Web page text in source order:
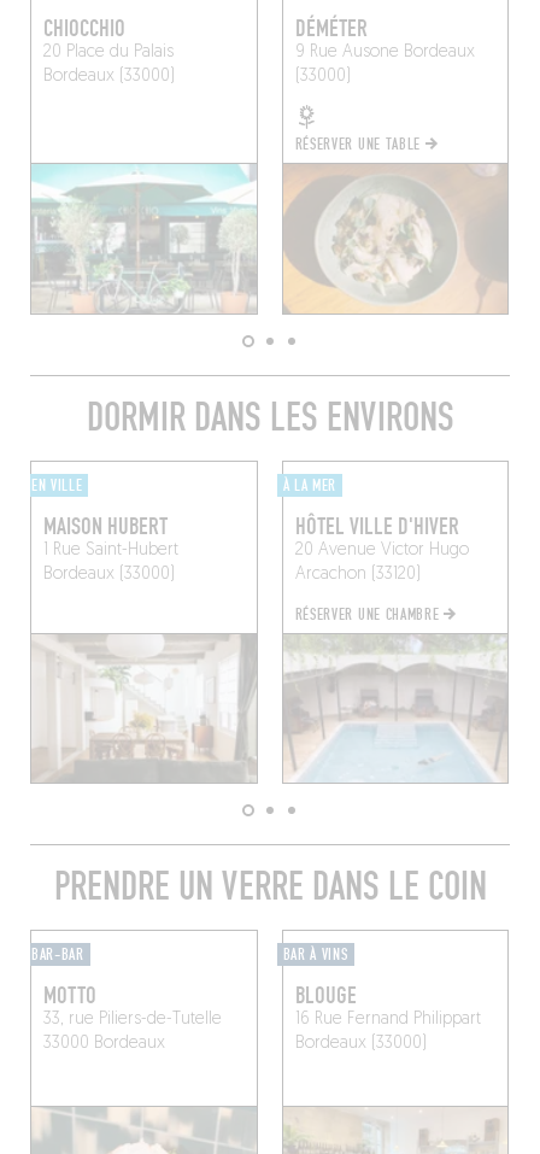
CHIOCCHIO
20 Place du Palais
Bordeaux (33000)
DÉMÉTER
9 Rue Ausone Bordeaux
(33000)
RÉSERVER UNE TABLE
DORMIR DANS LES ENVIRONS
EN VILLE
MAISON HUBERT
1 Rue Saint-Hubert
Bordeaux (33000)
À LA MER
HÔTEL VILLE D'HIVER
20 Avenue Victor Hugo
Arcachon (33120)
RÉSERVER UNE CHAMBRE
PRENDRE UN VERRE DANS LE COIN
BAR-BAR
MOTTO
33, rue Piliers-de-Tutelle
33000 Bordeaux
BAR À VINS
BLOUGE
16 Rue Fernand Philippart
Bordeaux (33000)